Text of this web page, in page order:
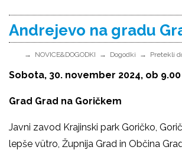
Andrejevo na gradu
NOVICE&DOGODKI Dogodki Pretekli
Sobota, 30. november 2024, ob 9.00
Grad Grad na Goričkem
Javni zavod Krajinski park Goričko,
lepše vütro, Župnija Grad in Občina